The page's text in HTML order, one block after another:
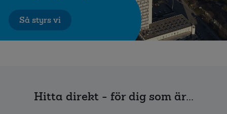
Så styrs vi
Hitta direkt - för dig som är...